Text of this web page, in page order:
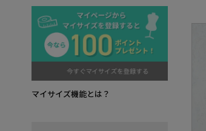
マイサイズ機能とは？